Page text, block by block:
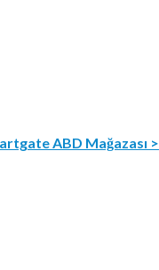
ABD Mağazası >